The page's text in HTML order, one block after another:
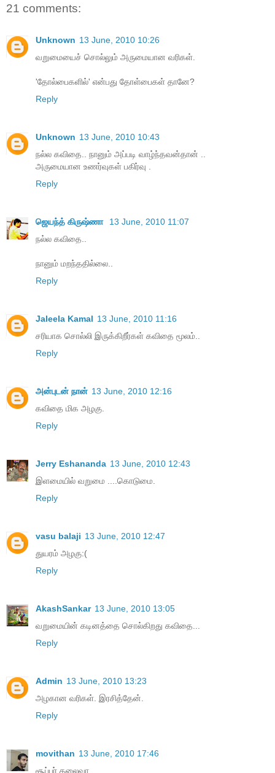
21 comments:
Unknown 13 June, 2010 10:26
வறுமையைச் சொல்லும் அருமையான வரிகள்.
'தோல்பைகளில்' என்பது தோள்பைகள் தானே?
Reply
Unknown 13 June, 2010 10:43
நல்ல கவிதை.. நானும் அப்படி வாழ்ந்தவன்தான் ..
அருமையான உணர்வுகள் பகிர்வு .
Reply
ஜெயந்த் கிருஷ்ணா
13 June, 2010 11:07
நல்ல கவிதை..
நானும் மறந்ததில்லை..
Reply
Jaleela Kamal 13 June, 2010 11:16
சரியாக சொல்லி இருக்கிறீர்கள் கவிதை மூலம்..
Reply
அன்புடன் நான் 13 June, 2010 12:16
கவிதை மிக அழகு.
Reply
Jerry Eshananda 13 June, 2010 12:43
இளமையில் வறுமை ....கொடுமை.
Reply
vasu balaji 13 June, 2010 12:47
துயரம் அழகு:(
Reply
AkashSankar 13 June, 2010 13:05
வறுமையின் கடினத்தை சொல்கிறது கவிதை...
Reply
Admin 13 June, 2010 13:23
அழகான வரிகள். இரசித்தேன்.
Reply
movithan 13 June, 2010 17:46
சூப்பர் தலைவா.